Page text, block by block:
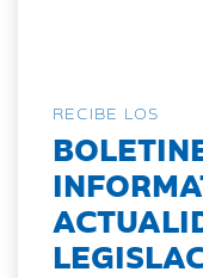
RECIBE LOS